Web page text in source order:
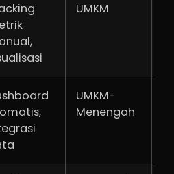
UMKM
UMKM-
Menengah